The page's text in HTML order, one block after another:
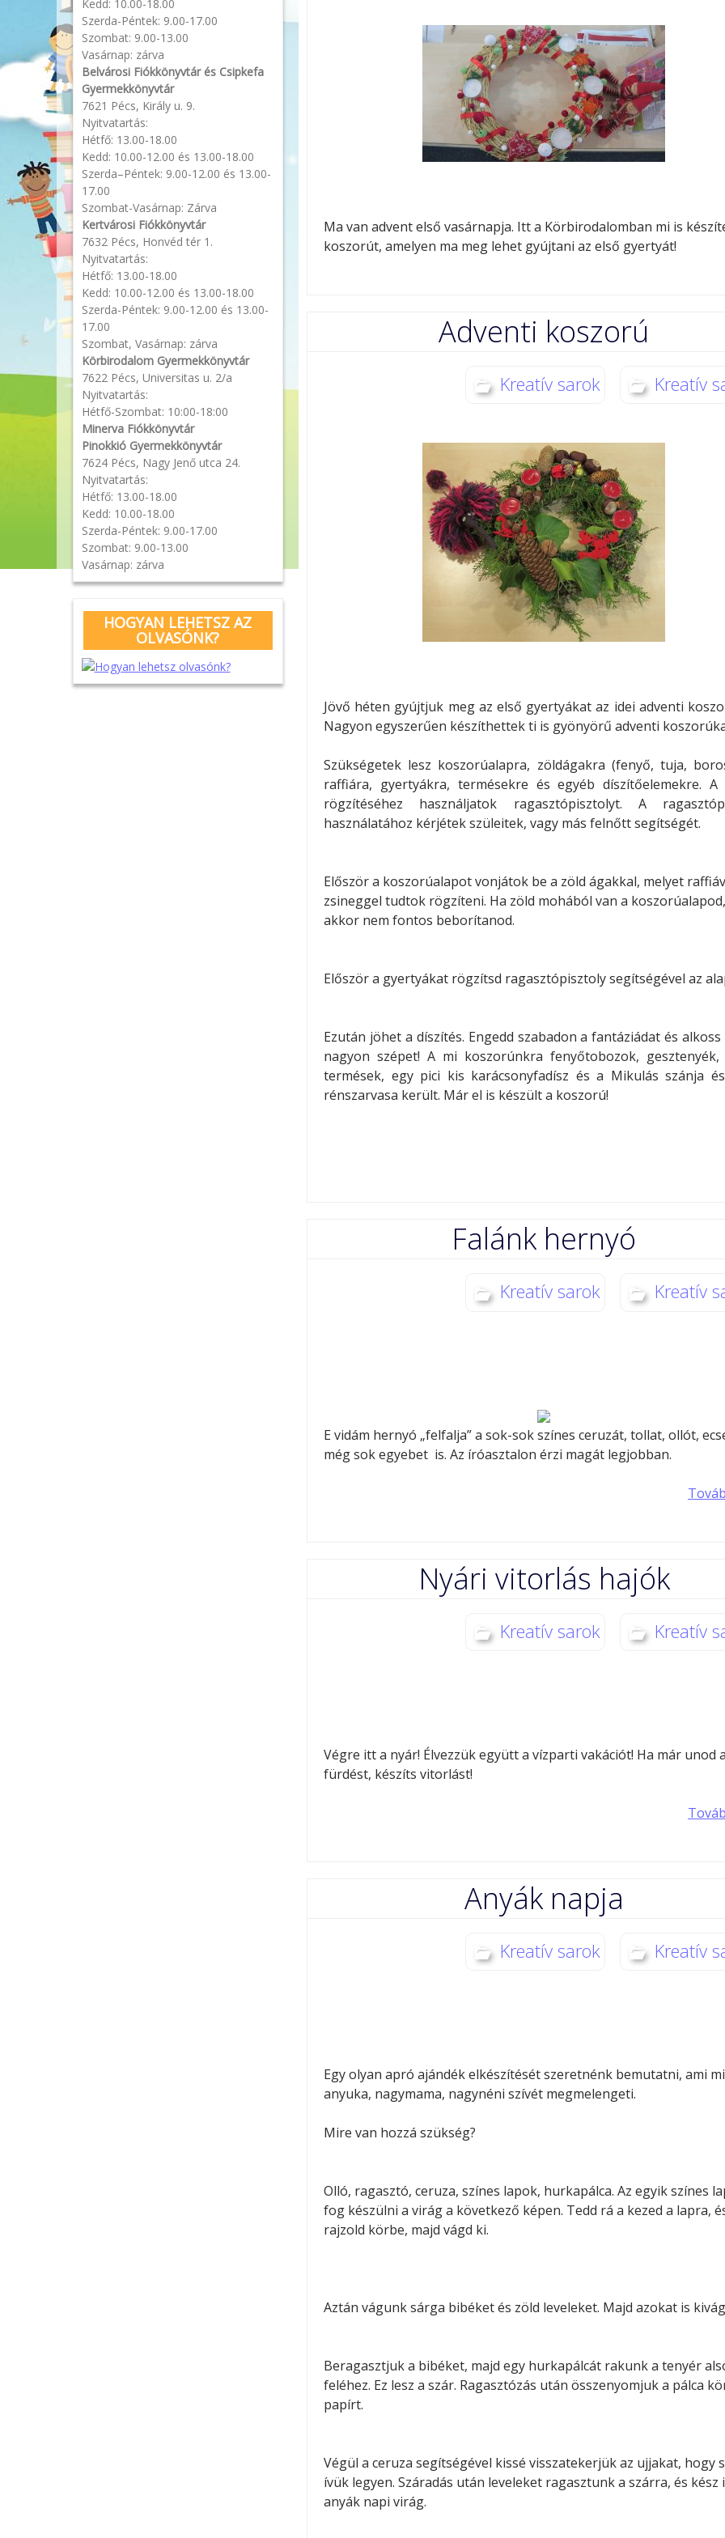
Pinokkió
Gyermekkönyvtár
Kedd: 10.00-18.00
Szerda-Péntek: 9.00-17.00
Szombat: 9.00-13.00
Vasárnap: zárva
Belvárosi Fiókkönyvtár és Csipkefa
Gyermekkönyvtár
7621 Pécs, Király u. 9.
Nyitvatartás:
Hétfő: 13.00-18.00
Kedd: 10.00-12.00 és 13.00-18.00
Szerda–Péntek: 9.00-12.00 és 13.00-
17.00
Szombat-Vasárnap: Zárva
Kertvárosi Fiókkönyvtár
7632 Pécs, Honvéd tér 1.
Nyitvatartás:
Hétfő: 13.00-18.00
Kedd: 10.00-12.00 és 13.00-18.00
Szerda-Péntek: 9.00-12.00 és 13.00-
17.00
Szombat, Vasárnap: zárva
Körbirodalom Gyermekkönyvtár
7622 Pécs, Universitas u. 2/a
Nyitvatartás:
Hétfő-Szombat: 10:00-18:00
Minerva Fiókkönyvtár
Pinokkió Gyermekkönyvtár
7624 Pécs, Nagy Jenő utca 24.
Nyitvatartás:
Hétfő: 13.00-18.00
Kedd: 10.00-18.00
Szerda-Péntek: 9.00-17.00
Szombat: 9.00-13.00
Vasárnap: zárva
HOGYAN LEHETSZ AZ
OLVASÓNK?
Ma van advent első vasárnapja. Itt a Körbirodalomban mi is
koszorút, amelyen ma meg lehet gyújtani az első gyertyát!
Adventi koszorú
Kreatív sarok Kreatív
Jövő héten gyújtjuk meg az első gyertyákat az idei adventi
Nagyon egyszerűen készíthettek ti is gyönyörű adventi
Szükségetek lesz koszorúalapra, zöldágakra (fenyő, tuja,
raffiára, gyertyákra, termésekre és egyéb díszítőelemekre. A
rögzítéséhez használjatok ragasztópisztolyt. A
használatához kérjétek szüleitek, vagy más felnőtt segítségét.
Először a koszorúalapot vonjátok be a zöld ágakkal, melyet
zsineggel tudtok rögzíteni. Ha zöld mohából van a koszorúalapod,
akkor nem fontos beborítanod.
Először a gyertyákat rögzítsd ragasztópisztoly segítségével az
Ezután jöhet a díszítés. Engedd szabadon a fantáziádat és alkoss
nagyon szépet! A mi koszorúnkra fenyőtobozok, gesztenyék,
termések, egy pici kis karácsonyfadísz és a Mikulás szánja
rénszarvasa került. Már el is készült a koszorú!
Falánk hernyó
Kreatív sarok Kreatív
E vidám hernyó „felfalja” a sok-sok színes ceruzát, tollat, ollót,
még sok egyebet is. Az íróasztalon érzi magát legjobban.
Nyári vitorlás hajók
Kreatív sarok Kreatív
Végre itt a nyár! Élvezzük együtt a vízparti vakációt! Ha már unod a
fürdést, készíts vitorlást!
Anyák napja
Kreatív sarok Kreatív
Egy olyan apró ajándék elkészítését szeretnénk bemutatni, ami
anyuka, nagymama, nagynéni szívét megmelengeti.
Mire van hozzá szükség?
Olló, ragasztó, ceruza, színes lapok, hurkapálca. Az egyik színes
fog készülni a virág a következő képen. Tedd rá a kezed a lapra,
rajzold körbe, majd vágd ki.
Aztán vágunk sárga bibéket és zöld leveleket. Majd azokat is
Beragasztjuk a bibéket, majd egy hurkapálcát rakunk a tenyér
feléhez. Ez lesz a szár. Ragasztózás után összenyomjuk a pálca
papírt.
Végül a ceruza segítségével kissé visszatekerjük az ujjakat, hogy
ívük legyen. Száradás után leveleket ragasztunk a szárra, és kész
anyák napi virág.